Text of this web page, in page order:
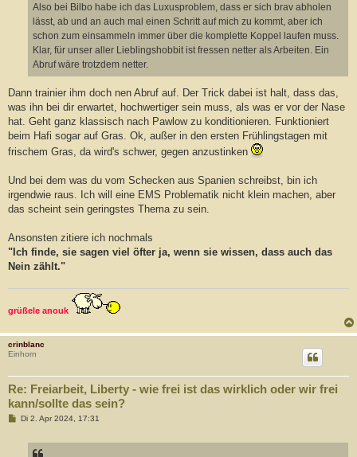
Also bei Bilbo habe ich das Luxusproblem, dass er sich brav abholen
lässt, ab und an auch mal einen Schritt auf mich zu kommt, aber ich
schon zum einsammeln immer über die komplette Koppel laufen muss.
Klar, für unser aller Lieblingshobbit ist fressen netter als Arbeiten. Ein
Abruf wäre trotzdem netter.
Dann trainier ihm doch nen Abruf auf. Der Trick dabei ist halt, dass das,
was ihn bei dir erwartet, hochwertiger sein muss, als was er vor der Nase
hat. Geht ganz klassisch nach Pawlow zu konditionieren. Funktioniert
beim Hafi sogar auf Gras. Ok, außer in den ersten Frühlingstagen mit
frischem Gras, da wird's schwer, gegen anzustinken
Und bei dem was du vom Schecken aus Spanien schreibst, bin ich
irgendwie raus. Ich will eine EMS Problematik nicht klein machen, aber
das scheint sein geringstes Thema zu sein.
Ansonsten zitiere ich nochmals
"Ich finde, sie sagen viel öfter ja, wenn sie wissen, dass auch das
Nein zählt."
grüßele anouk
crinblanc
Einhorn
Re: Freiarbeit, Liberty - wie frei ist das wirklich oder wir frei
kann/sollte das sein?
BDi 2. Apr 2024, 17:31